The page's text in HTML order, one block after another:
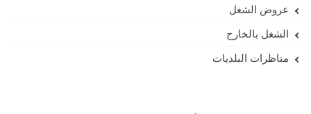
عروض الشغل
الشغل بالخارج
مناظرات البلديات